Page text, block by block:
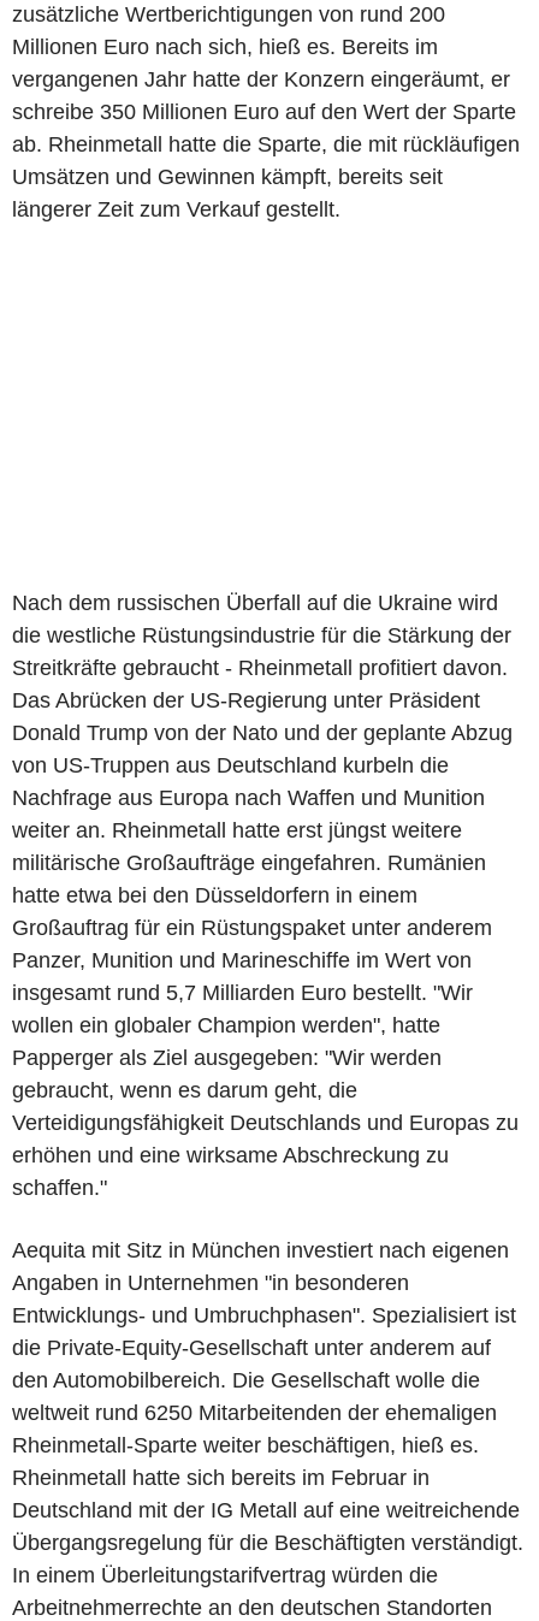
zusätzliche Wertberichtigungen von rund 200
Millionen Euro nach sich, hieß es. Bereits im
vergangenen Jahr hatte der Konzern eingeräumt, er
schreibe 350 Millionen Euro auf den Wert der Sparte
ab. Rheinmetall hatte die Sparte, die mit rückläufigen
Umsätzen und Gewinnen kämpft, bereits seit
längerer Zeit zum Verkauf gestellt.
Nach dem russischen Überfall auf die Ukraine wird
die westliche Rüstungsindustrie für die Stärkung der
Streitkräfte gebraucht - Rheinmetall profitiert davon.
Das Abrücken der US-Regierung unter Präsident
Donald Trump von der Nato und der geplante Abzug
von US-Truppen aus Deutschland kurbeln die
Nachfrage aus Europa nach Waffen und Munition
weiter an. Rheinmetall hatte erst jüngst weitere
militärische Großaufträge eingefahren. Rumänien
hatte etwa bei den Düsseldorfern in einem
Großauftrag für ein Rüstungspaket unter anderem
Panzer, Munition und Marineschiffe im Wert von
insgesamt rund 5,7 Milliarden Euro bestellt. "Wir
wollen ein globaler Champion werden", hatte
Papperger als Ziel ausgegeben: "Wir werden
gebraucht, wenn es darum geht, die
Verteidigungsfähigkeit Deutschlands und Europas zu
erhöhen und eine wirksame Abschreckung zu
schaffen."
Aequita mit Sitz in München investiert nach eigenen
Angaben in Unternehmen "in besonderen
Entwicklungs- und Umbruchphasen". Spezialisiert ist
die Private-Equity-Gesellschaft unter anderem auf
den Automobilbereich. Die Gesellschaft wolle die
weltweit rund 6250 Mitarbeitenden der ehemaligen
Rheinmetall-Sparte weiter beschäftigen, hieß es.
Rheinmetall hatte sich bereits im Februar in
Deutschland mit der IG Metall auf eine weitreichende
Übergangsregelung für die Beschäftigten verständigt.
In einem Überleitungstarifvertrag würden die
Arbeitnehmerrechte an den deutschen Standorten